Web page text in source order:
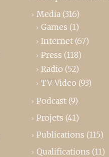
Media (316)
Games (1)
Internet (67)
Press (118)
Radio (52)
TV-Video (93)
Podcast (9)
Projets (41)
Publications (115)
Qualifications (11)